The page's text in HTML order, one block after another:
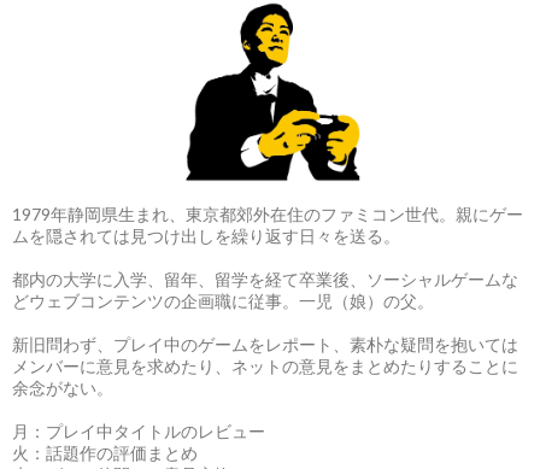
1979年静岡県生まれ、東京都郊外在住のファミコン世代。親にゲー
ムを隠されては見つけ出しを繰り返す日々を送る。
都内の大学に入学、留年、留学を経て卒業後、ソーシャルゲームな
どウェブコンテンツの企画職に従事。一児（娘）の父。
新旧問わず、プレイ中のゲームをレポート、素朴な疑問を抱いては
メンバーに意見を求めたり、ネットの意見をまとめたりすることに
余念がない。
月：プレイ中タイトルのレビュー
火：話題作の評価まとめ